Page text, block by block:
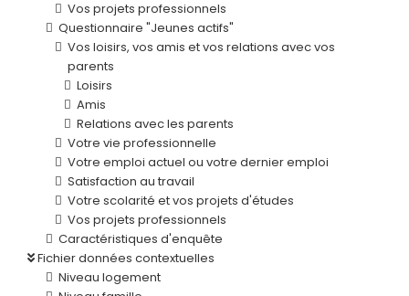
Vos projets professionnels
Questionnaire "Jeunes actifs"
Vos loisirs, vos amis et vos relations avec vos
parents
Loisirs
Amis
Relations avec les parents
Votre vie professionnelle
Votre emploi actuel ou votre dernier emploi
Satisfaction au travail
Votre scolarité et vos projets d'études
Vos projets professionnels
Caractéristiques d'enquête
Fichier données contextuelles
Niveau logement